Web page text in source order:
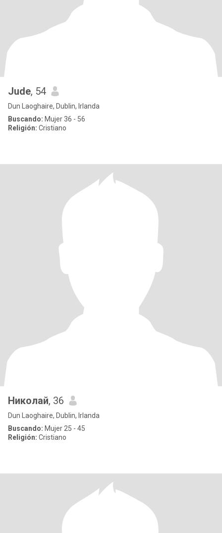
Jude, 54
Dun Laoghaire, Dublin, Irlanda
Buscando: Mujer 36 - 56
Religión: Cristiano
Николай, 36
Dun Laoghaire, Dublin, Irlanda
Buscando: Mujer 25 - 45
Religión: Cristiano